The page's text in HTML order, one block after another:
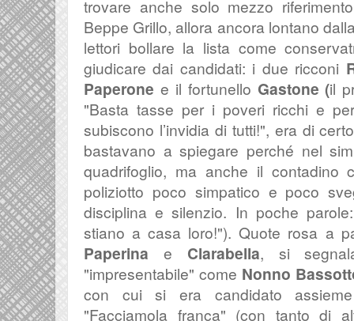
trovare anche solo mezzo
Beppe Grillo, allora ancora lontano
lettori bollare la lista come
giudicare dai candidati: i due ricconi
Paperone e il fortunello Gastone (il
"Basta tasse per i poveri ricchi e
subiscono l’invidia di tutti!", era di
bastavano a spiegare perché nel
quadrifoglio, ma anche il contadino
poliziotto poco simpatico e poco
disciplina e silenzio. In poche
stiano a casa loro!"). Quote rosa a
Paperina e Clarabella, si
"impresentabile" come Nonno
con cui si era candidato
"Facciamola franca" (con tanto di